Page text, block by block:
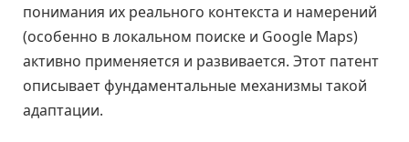
понимания их реального контекста и намерений
(особенно в локальном поиске и Google Maps)
активно применяется и развивается. Этот патент
описывает фундаментальные механизмы такой
адаптации.